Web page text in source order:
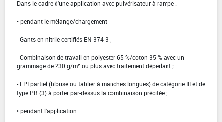
Dans le cadre d'une application avec pulvérisateur à rampe :
• pendant le mélange/chargement
- Gants en nitrile certifiés EN 374-3 ;
- Combinaison de travail en polyester 65 %/coton 35 % avec un
grammage de 230 g/m² ou plus avec traitement déperlant ;
- EPI partiel (blouse ou tablier à manches longues) de catégorie III et de
type PB (3) à porter par-dessus la combinaison précitée ;
• pendant l'application